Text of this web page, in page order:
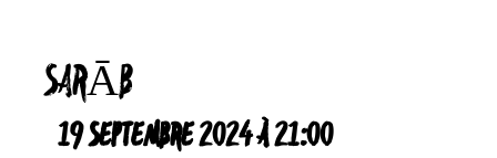
SARĀB
19 SEPTEMBRE 2024 À 21:00